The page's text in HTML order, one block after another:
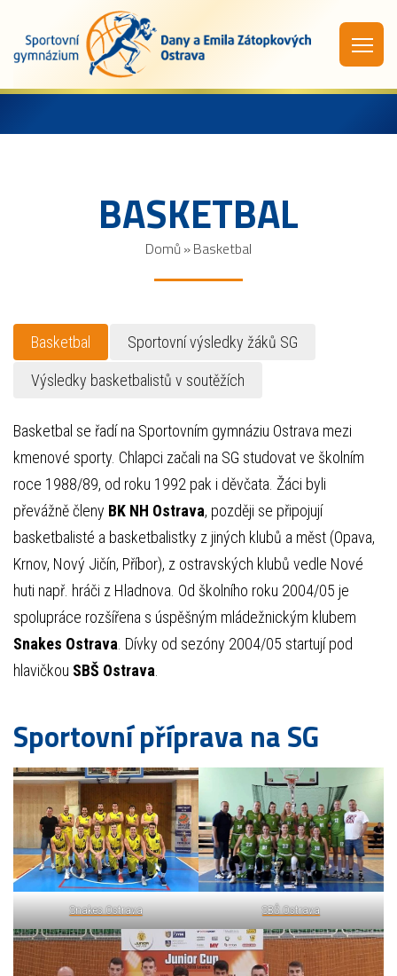
BASKETBAL
Domů »Basketbal
Basketbal Sportovní výsledky žáků SG
Výsledky basketbalistů v soutěžích
Basketbal se řadí na Sportovním gymnáziu Ostrava mezi
kmenové sporty. Chlapci začali na SG studovat ve školním
roce 1988/89, od roku 1992 pak i děvčata. Žáci byli
převážně členy BK NH Ostrava, později se připojují
basketbalisté a basketbalistky z jiných klubů a měst (Opava,
Krnov, Nový Jičín, Příbor), z ostravských klubů vedle Nové
huti např. hráči z Hladnova. Od školního roku 2004/05 je
spolupráce rozšířena s úspěšným mládežnickým klubem
Snakes Ostrava. Dívky od sezóny 2004/05 startují pod
hlavičkou SBŠ Ostrava.
Sportovní příprava na SG
Snakes Ostrava SBŠ Ostrava